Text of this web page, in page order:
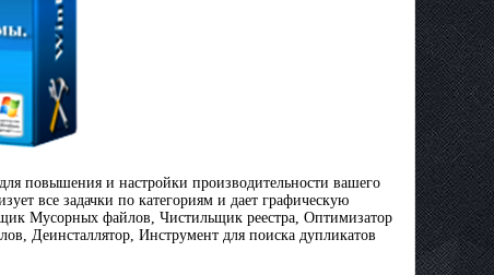
повышения и настройки производительности вашего
все задачки по категориям и дает графическую
Мусорных файлов, Чистильщик реестра, Оптимизатор
Деинсталлятор, Инструмент для поиска дупликатов